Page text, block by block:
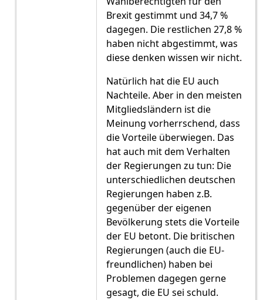
Brexit gestimmt und 34,7 %
dagegen. Die restlichen 27,8 %
haben nicht abgestimmt, was
diese denken wissen wir nicht.
Natürlich hat die EU auch
Nachteile. Aber in den meisten
Mitgliedsländern ist die
Meinung vorherrschend, dass
die Vorteile überwiegen. Das
hat auch mit dem Verhalten
der Regierungen zu tun: Die
unterschiedlichen deutschen
Regierungen haben z.B.
gegenüber der eigenen
Bevölkerung stets die Vorteile
der EU betont. Die britischen
Regierungen (auch die EU-
freundlichen) haben bei
Problemen dagegen gerne
gesagt, die EU sei schuld.